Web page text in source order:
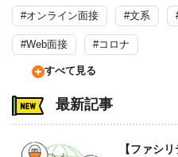
#オンライン面接 #文系
#Web面接 #コロナ
すべて見る
最新記事
【ファシ